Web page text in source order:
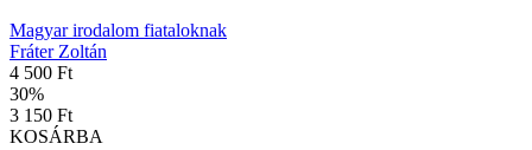
Magyar irodalom fiataloknak
Fráter Zoltán
4 500 Ft
30%
3 150 Ft
KOSÁRBA